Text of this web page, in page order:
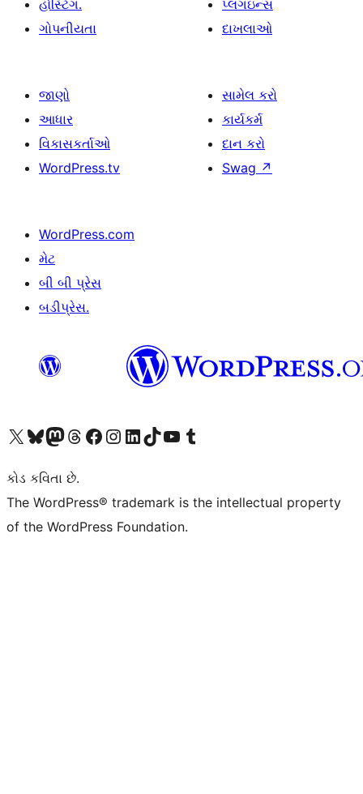
હોસ્ટિંગ.
ગોપનીયતા
પ્લગઇન્સ
દાખલાઓ
જાણો
આધાર
વિકાસકર્તાઓ
WordPress.tv
સામેલ કરો
કાર્યકર્મ
દાન કરો
Swag ↗
WordPress.com
મેટ
બી બી પ્રેસ
બડીપ્રેસ.
અમારા X (અગાઉ ટ્વિટર) એકાઉન્ટની મુલાકાત લોઅમારા Bluesky એકાઉન્ટની મુલાકાત લોઅમારા માસ્ટોડોન એકાઉન્ટની મુલાકાત લોઅમારા Threads એકાઉન્ટની મુલાકાત લો અમારા ફેસબુક પેજની મુલાકાત લોઅમારા ઇન્સ્ટાગ્રામ એકાઉન્ટની મુલાકાત લો અમારા LinkedIn એકાઉન્ટની મુલાકાત લોઅમારા TikTok એકાઉન્ટની મુલાકાત લોઅમારી YouTube ચેનલની મુલાકાત લો અમારા Tumblr એકાઉન્ટની મુલાકાત લો
કોડ કવિતા છે.
The WordPress® trademark is the intellectual property
of the WordPress Foundation.